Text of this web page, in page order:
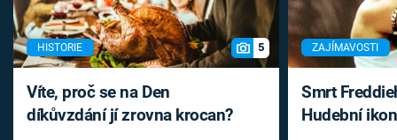
HISTORIE 5
Víte, proč se na Den
díkůvzdání jí zrovna krocan?
ZAJÍMAVOSTI
Smrt
Hudební